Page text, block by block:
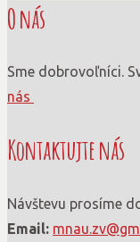
O nás
Sme dobrovoľníci.
nás
Kontaktujte nás
Návštevu prosíme
Email: